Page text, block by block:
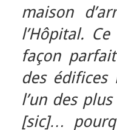
maison
l’Hôpital.
façon
des édifices
l’un des
[sic]…